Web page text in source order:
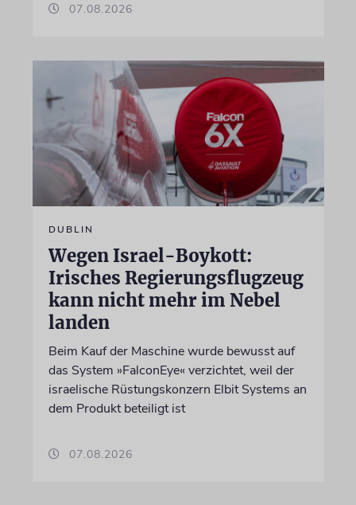
07.08.2026
DUBLIN
Wegen Israel-Boykott:
Irisches Regierungsflugzeug
kann nicht mehr im Nebel
landen
Beim Kauf der Maschine wurde bewusst auf
das System »FalconEye« verzichtet, weil der
israelische Rüstungskonzern Elbit Systems an
dem Produkt beteiligt ist
07.08.2026